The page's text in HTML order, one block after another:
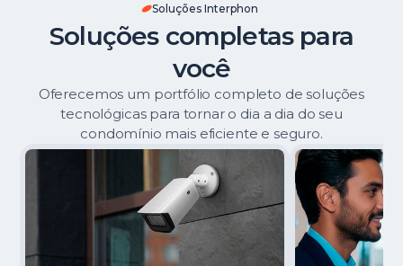
Soluções Interphon
Soluções completas para
você
Oferecemos um portfólio completo de soluções
tecnológicas para tornar o dia a dia do seu
condomínio mais eficiente e seguro.